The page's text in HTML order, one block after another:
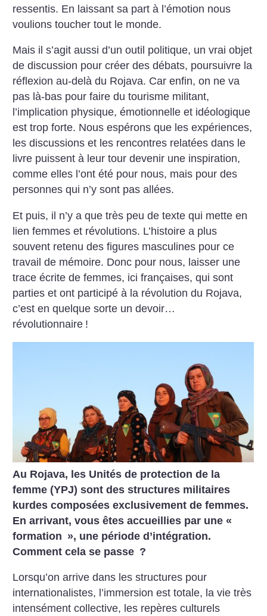
ressentis. En laissant sa part à l’émotion nous
voulions toucher tout le monde.
Mais il s’agit aussi d’un outil politique, un vrai objet
de discussion pour créer des débats, poursuivre la
réflexion au-delà du Rojava. Car enfin, on ne va
pas là-bas pour faire du tourisme militant,
l’implication physique, émotionnelle et idéologique
est trop forte. Nous espérons que les expériences,
les discussions et les rencontres relatées dans le
livre puissent à leur tour devenir une inspiration,
comme elles l’ont été pour nous, mais pour des
personnes qui n’y sont pas allées.
Et puis, il n’y a que très peu de texte qui mette en
lien femmes et révolutions. L’histoire a plus
souvent retenu des figures masculines pour ce
travail de mémoire. Donc pour nous, laisser une
trace écrite de femmes, ici françaises, qui sont
parties et ont participé à la révolution du Rojava,
c’est en quelque sorte un devoir…
révolutionnaire !
Au Rojava, les Unités de protection de la
femme (YPJ) sont des structures militaires
kurdes composées exclusivement de femmes.
En arrivant, vous êtes accueillies par une «
formation », une période d’intégration.
Comment cela se passe ?
Lorsqu’on arrive dans les structures pour
internationalistes, l’immersion est totale, la vie très
intensément collective, les repères culturels